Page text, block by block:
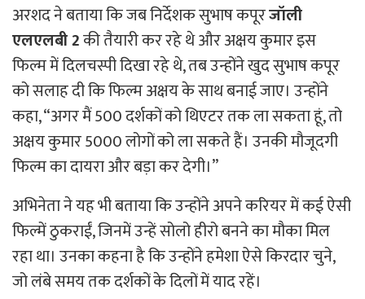
अरशद ने बताया कि जब निर्देशक सुभाष कपूरजॉली
एलएलबी 2की तैयारी कर रहे थे और अक्षय कुमार इस
फिल्म में दिलचस्पी दिखा रहे थे, तब उन्होंने खुद सुभाष कपूर
को सलाह दी कि फिल्म अक्षय के साथ बनाई जाए। उन्होंने
कहा, “अगर मैं 500 दर्शकों को थिएटर तक ला सकता हूं, तो
अक्षय कुमार 5000 लोगों को ला सकते हैं। उनकी मौजूदगी
फिल्म का दायरा और बड़ा कर देगी।”
अभिनेता ने यह भी बताया कि उन्होंने अपने करियर में कई ऐसी
फिल्में ठुकराईं, जिनमें उन्हें सोलो हीरो बनने का मौका मिल
रहा था। उनका कहना है कि उन्होंने हमेशा ऐसे किरदार चुने,
जो लंबे समय तक दर्शकों के दिलों में याद रहें।